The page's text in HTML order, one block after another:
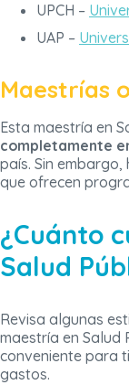
UPCH –
UAP –
Maestrías
Esta maestría en
completamente
país. Sin embargo,
que ofrecen
¿Cuánto
Salud
Revisa algunas
maestría en Salud
conveniente para
gastos.